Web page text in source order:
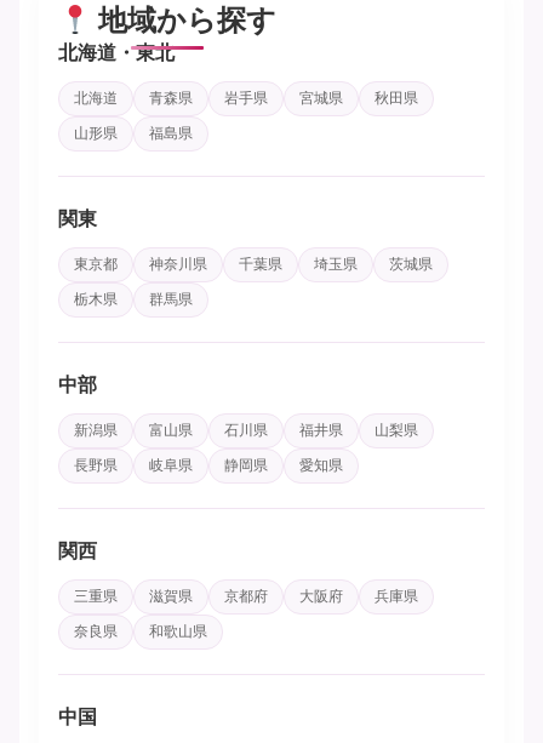
地域から探す
北海道・東北
北海道 青森県 岩手県 宮城県
秋田県
山形県
福島県
関東
東京都 神奈川県 千葉県 埼玉県
茨城県
栃木県
群馬県
中部
新潟県 富山県 石川県 福井県
山梨県
長野県
岐阜県 静岡県 愛知県
関西
三重県 滋賀県 京都府 大阪府
兵庫県
奈良県
和歌山県
中国